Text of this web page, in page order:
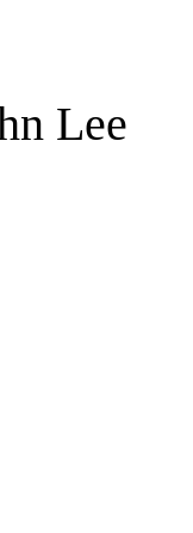
Lee